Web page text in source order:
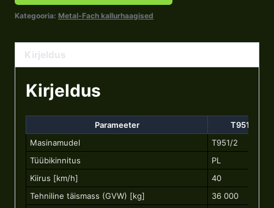
Kategooria: Metal-Fach kallurhaagised
Kirjeldus
Kirjeldus
Parameeter
T951/2 (PL)
Masinamudel
T951/2
Tüübikinnitus
PL
Kiirus [km/h]
40
Tehniline täismass (GVW) [kg]
36 000